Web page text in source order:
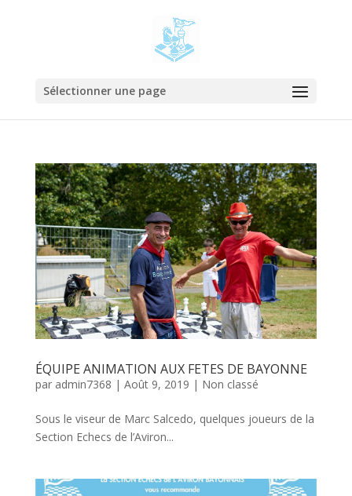
Sélectionner une page
ÉQUIPE ANIMATION AUX FETES DE BAYONNE
par admin7368 | Août 9, 2019 | Non classé
Sous le viseur de Marc Salcedo, quelques joueurs de la
Section Echecs de l’Aviron...